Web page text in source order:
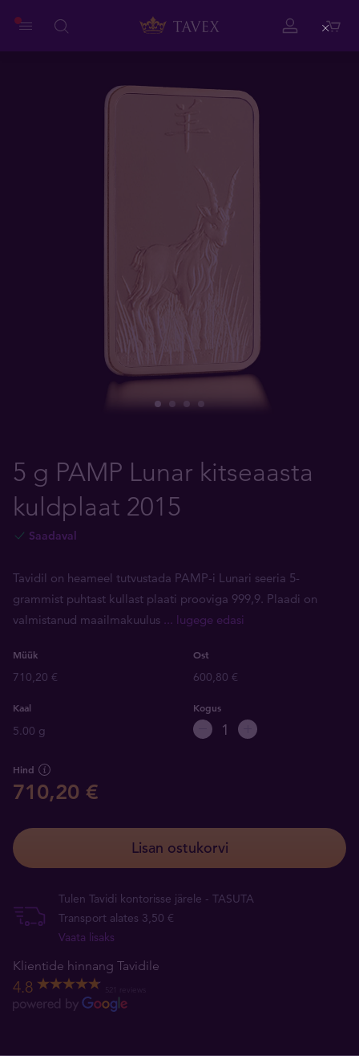
5 g PAMP Lunar kitseaasta
kuldplaat 2015
Saadaval
Tavidil on heameel tutvustada PAMP-i Lunari seeria 5-
grammist puhtast kullast plaati prooviga 999,9. Plaadi on
valmistanud maailmakuulus ... lugege edasi
Müük Ost
710,20 € 600,80 €
Kaal
5.00 g
Kogus
Hind
710,20 €
Lisan ostukorvi
Tulen Tavidi kontorisse järele - TASUTA
Transport alates 3,50 €
Vaata lisaks
Klientide hinnang Tavidile
4.8
Close